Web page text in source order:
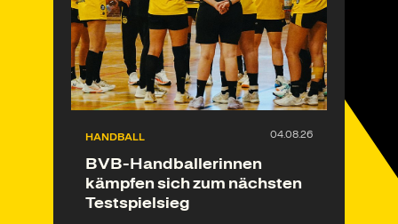
HANDBALL
BVB-Handballerinnen
kämpfen sich zum nächsten
Testspielsieg